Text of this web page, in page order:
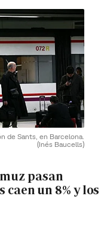
de Sants, en Barcelona.
(Inés Baucells)
pasan
un 8% y los